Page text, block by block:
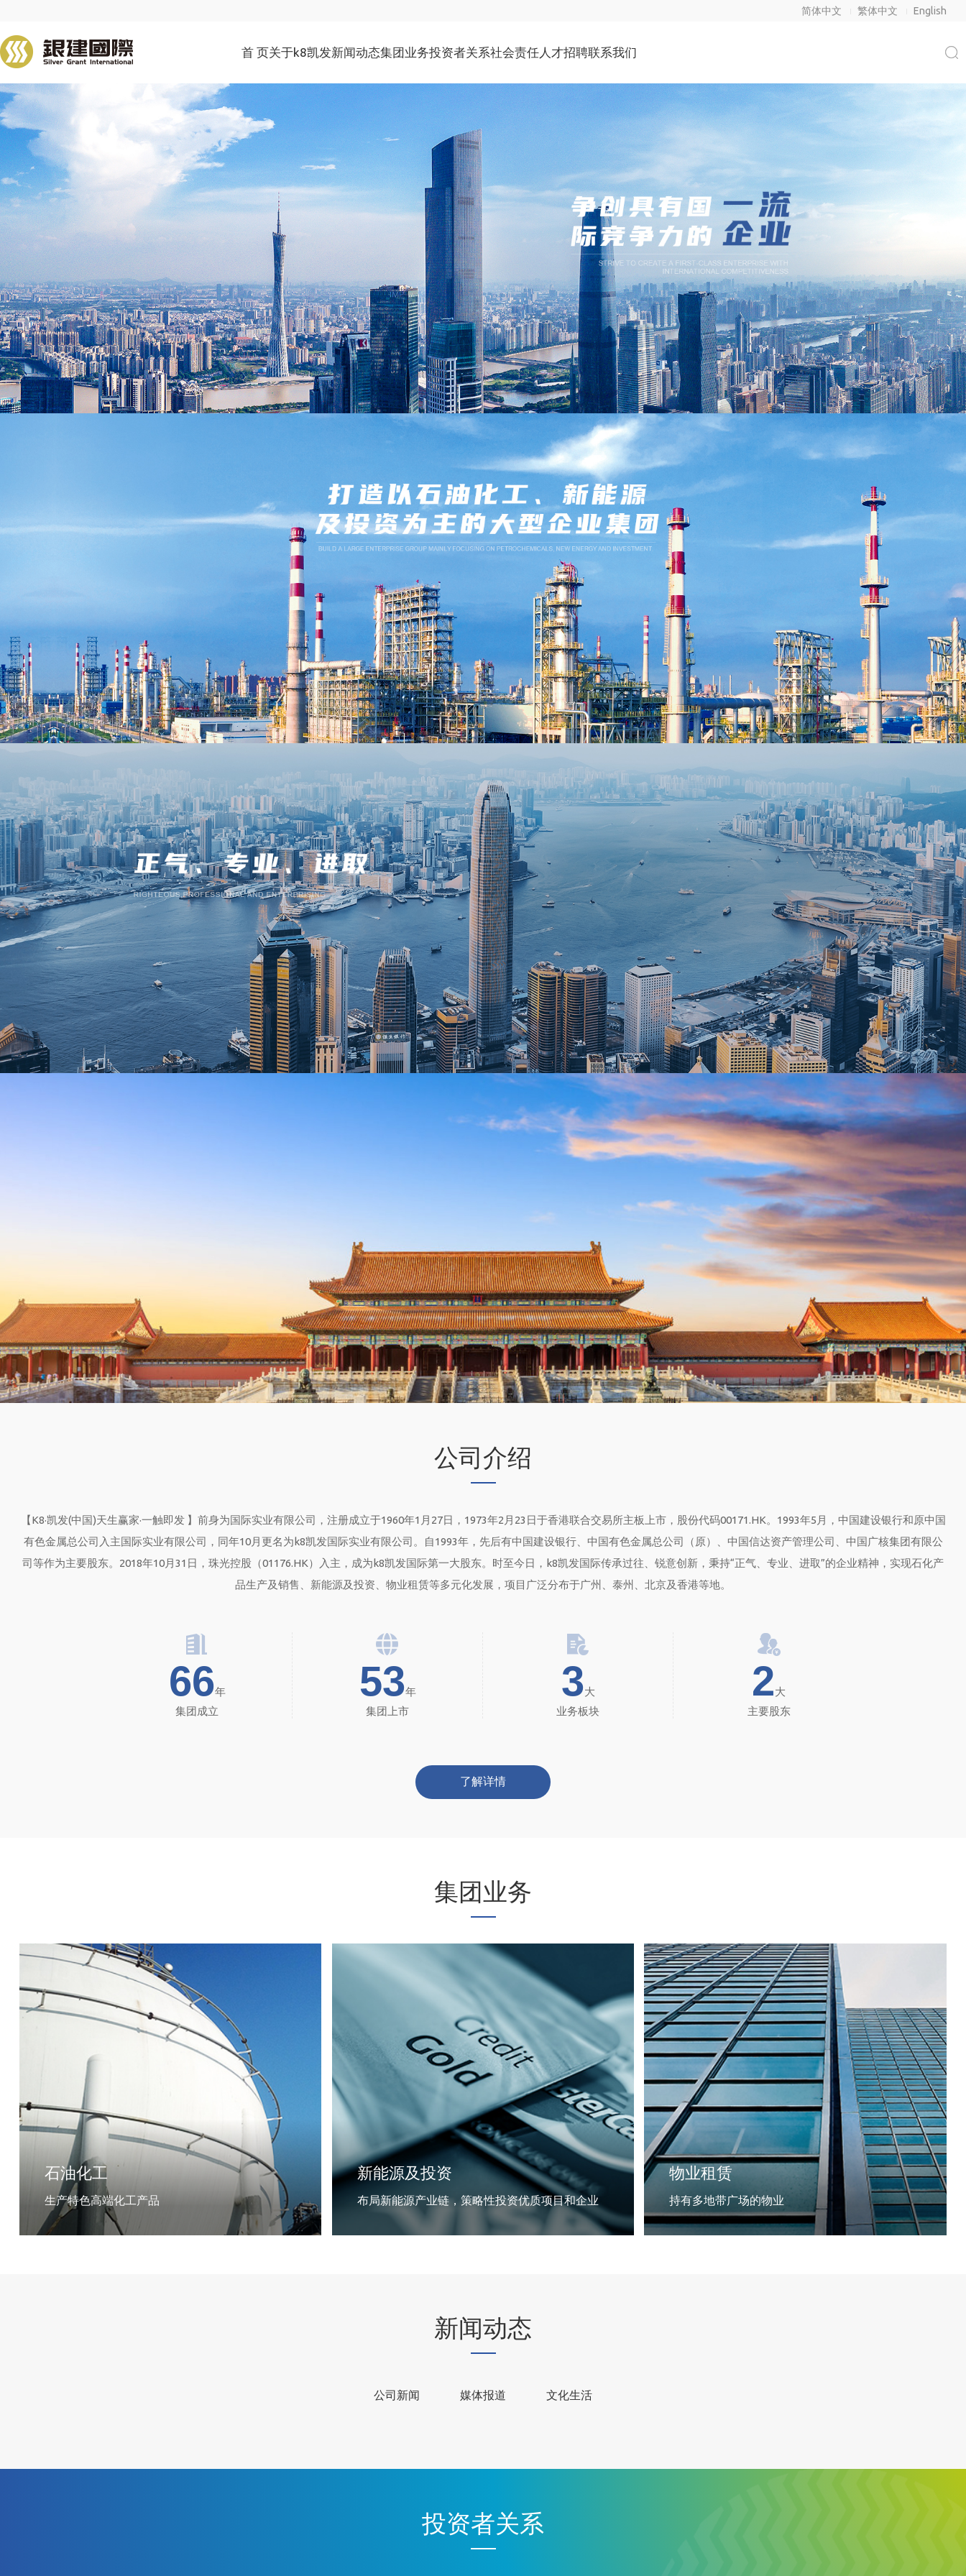
简体中文 繁体中文 English
首 页关于k8凯发
公司介绍
发展历程
管理团队
新闻动态
公司新闻
媒体报道
文化生活
集团业务
石油化工
新能源及投资
物业租赁
投资者关系
公司资料
公告及通函
财务报告
企业管治
投资者查询
公告（补发已遗失的股份证明书）
社会责任
社会责任
环境社会及管治报告
举报政策
人才招聘
社会招聘
校园招聘
联系我们
联系地址
公司介绍
【K8·凯发(中国)天生赢家·一触即发 】前身为国际实业有限公司，注册成立于1960年1月27日，1973年2月23日于香港联合交易所主板上市，股份代码00171.HK。1993年5月，中国建设银行和原中国
有色金属总公司入主国际实业有限公司，同年10月更名为k8凯发国际实业有限公司。自1993年，先后有中国建设银行、中国有色金属总公司（原）、中国信达资产管理公司、中国广核集团有限公
司等作为主要股东。2018年10月31日，珠光控股（01176.HK）入主，成为k8凯发国际第一大股东。时至今日，k8凯发国际传承过往、锐意创新，秉持“正气、专业、进取”的企业精神，实现石化产
品生产及销售、新能源及投资、物业租赁等多元化发展，项目广泛分布于广州、泰州、北京及香港等地。
66年
集团成立
53年
集团上市
3大
业务板块
2大
主要股东
了解详情
集团业务
石油化工
生产特色高端化工产品
新能源及投资
布局新能源产业链，策略性投资优质项目和企业
物业租赁
持有多地带广场的物业
新闻动态
公司新闻 媒体报道 文化生活
投资者关系